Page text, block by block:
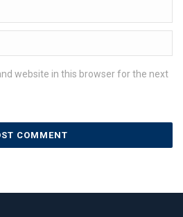
website in this browser for the next